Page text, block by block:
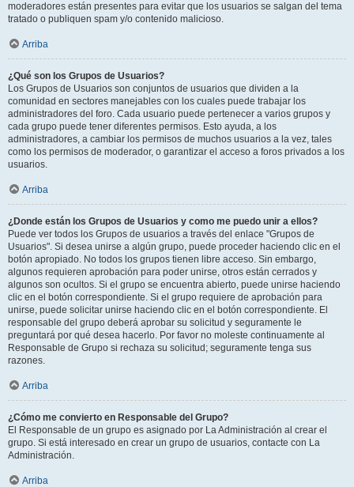
moderadores están presentes para evitar que los usuarios se salgan del tema
tratado o publiquen spam y/o contenido malicioso.
Arriba
¿Qué son los Grupos de Usuarios?
Los Grupos de Usuarios son conjuntos de usuarios que dividen a la
comunidad en sectores manejables con los cuales puede trabajar los
administradores del foro. Cada usuario puede pertenecer a varios grupos y
cada grupo puede tener diferentes permisos. Esto ayuda, a los
administradores, a cambiar los permisos de muchos usuarios a la vez, tales
como los permisos de moderador, o garantizar el acceso a foros privados a los
usuarios.
Arriba
¿Donde están los Grupos de Usuarios y como me puedo unir a ellos?
Puede ver todos los Grupos de usuarios a través del enlace "Grupos de
Usuarios". Si desea unirse a algún grupo, puede proceder haciendo clic en el
botón apropiado. No todos los grupos tienen libre acceso. Sin embargo,
algunos requieren aprobación para poder unirse, otros están cerrados y
algunos son ocultos. Si el grupo se encuentra abierto, puede unirse haciendo
clic en el botón correspondiente. Si el grupo requiere de aprobación para
unirse, puede solicitar unirse haciendo clic en el botón correspondiente. El
responsable del grupo deberá aprobar su solicitud y seguramente le
preguntará por qué desea hacerlo. Por favor no moleste continuamente al
Responsable de Grupo si rechaza su solicitud; seguramente tenga sus
razones.
Arriba
¿Cómo me convierto en Responsable del Grupo?
El Responsable de un grupo es asignado por La Administración al crear el
grupo. Si está interesado en crear un grupo de usuarios, contacte con La
Administración.
Arriba